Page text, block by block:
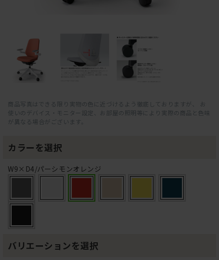
商品写真はできる限り実物の色に近づけるよう徹底しておりますが、 お
使いのデバイス・モニター設定、お部屋の照明等により実際の商品と色味
が異なる場合がございます。
カラーを選択
W9×D4/パーシモンオレンジ
バリエーションを選択